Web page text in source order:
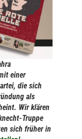
einer
die sich
als
Wir klären
Truppe
sich früher in